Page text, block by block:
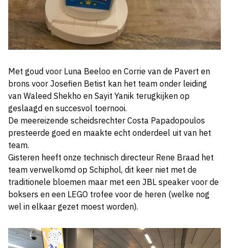
Met goud voor Luna Beeloo en Corrie van de Pavert en
brons voor Josefien Betist kan het team onder leiding
van Waleed Shekho en Sayit Yanik terugkijken op
geslaagd en succesvol toernooi.
De meereizende scheidsrechter Costa Papadopoulos
presteerde goed en maakte echt onderdeel uit van het
team.
Gisteren heeft onze technisch directeur Rene Braad het
team verwelkomd op Schiphol, dit keer niet met de
traditionele bloemen maar met een JBL speaker voor de
boksers en een LEGO trofee voor de heren (welke nog
wel in elkaar gezet moest worden).